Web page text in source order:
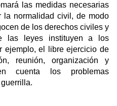
las medidas necesarias
la normalidad civil, de modo
de los derechos civiles y
las leyes instituyen a los
ejemplo, el libre ejercicio de
reunión, organización y
cuenta los problemas